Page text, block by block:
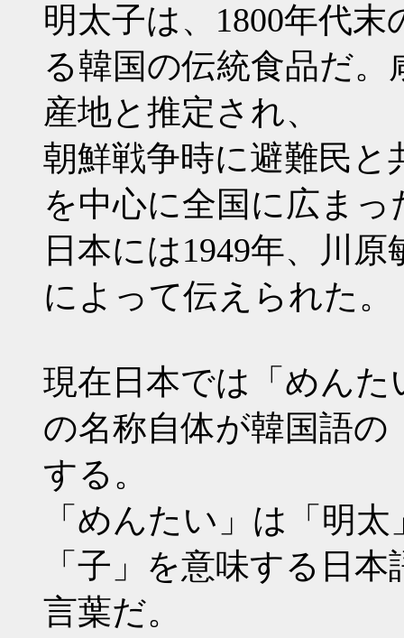
明太子は、1800年代
る韓国の伝統食品だ
産地と推定され、
朝鮮戦争時に避難民
を中心に全国に広まっ
日本には1949年、川
によって伝えられた。
現在日本では「めん
の名称自体が韓国語
する。
「めんたい」は「明
「子」を意味する日
言葉だ。